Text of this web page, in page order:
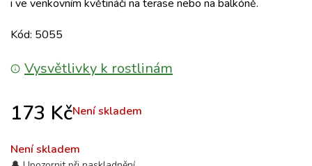
i ve venkovním květináči na terase nebo na balkóně.
Kód: 5055
Vysvětlivky k rostlinám
173 KčNení skladem
Není skladem